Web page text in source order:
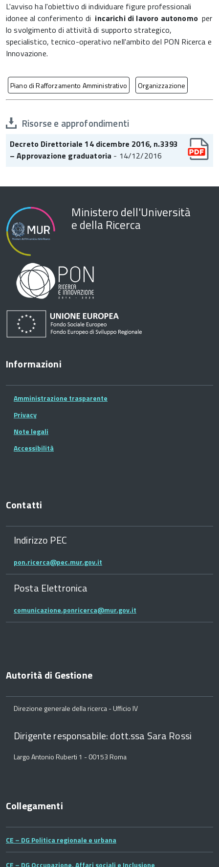
L'avviso ha l'obiettivo di individuare figure professionali
idonee al conferimento di incarichi di lavoro autonomo per
lo svolgimento di attività di supporto strategico,
specialistico, tecnico-operativo nell'ambito del PON Ricerca e
Innovazione.
Piano di Rafforzamento Amministrativo Organizzazione
Risorse e approfondimenti
Decreto Direttoriale 14 dicembre 2016, n.3393
– Approvazione graduatoria - 14/12/2016
Ministero dell'Università
e della Ricerca
Informazioni
Amministrazione trasparente
Privacy
Note legali
Accessibilità
Contatti
Indirizzo PEC
pon.ricerca@pec.mur.gov.it
Posta Elettronica
comunicazione.ponricerca@mur.gov.it
Autorità di Gestione
Direzione generale della ricerca - Ufficio IV
Dirigente responsabile: dott.ssa Sara Rossi
Largo Antonio Ruberti 1 - 00153 Roma
Collegamenti
CE – DG Politica regionale e urbana
CE – DG Occupazione, Affari sociali e Inclusione